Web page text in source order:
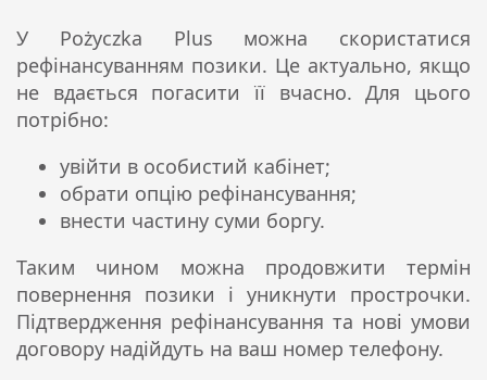
У Pożyczka Plus можна скористатися
рефінансуванням позики. Це актуально, якщо
не вдається погасити її вчасно. Для цього
потрібно:
увійти в особистий кабінет;
обрати опцію рефінансування;
внести частину суми боргу.
Таким чином можна продовжити термін
повернення позики і уникнути прострочки.
Підтвердження рефінансування та нові умови
договору надійдуть на ваш номер телефону.